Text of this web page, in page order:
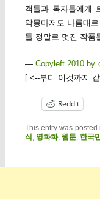
객들과 독자들에게
악몽마저도 나름대
들 정말로 멋진 작품
— Copyleft 2010 by
[ <--부디 이것까지
Reddit
This entry was posted
식 영화화, 웹툰, 한국